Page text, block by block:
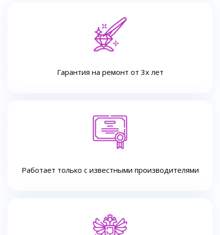
Гарантия на ремонт от 3х лет
Работает только с известными производителями